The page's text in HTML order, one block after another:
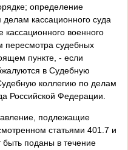
определение
кассационного суда
военного
пересмотра судебных
пункте, - если
в Судебную
коллегию по делам
Российской Федерации.
подлежащие
статьями 401.7 и
быть поданы в течение